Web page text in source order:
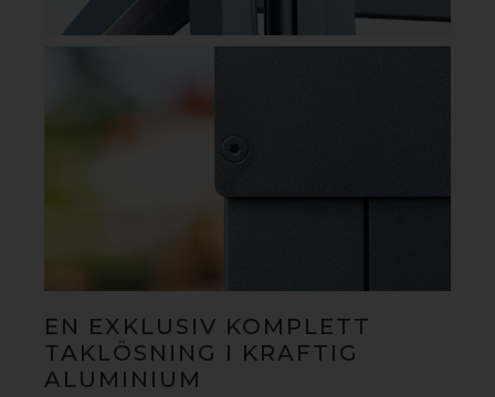
EN EXKLUSIV KOMPLETT
TAKLÖSNING I KRAFTIG
ALUMINIUM